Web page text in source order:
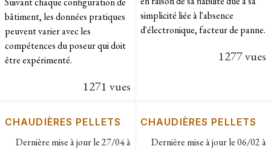
bâtiment, les données pratiques
peuvent varier avec les
compétences du poseur qui doit
être expérimenté.
1271 vues
simplicité liée à l'absence
d'électronique, facteur de panne.
1277 vues
CHAUDIÈRES PELLETS
Dernière mise à jour le27/04 à
CHAUDIÈRES PELLETS
Dernière mise à jour le06/02 à